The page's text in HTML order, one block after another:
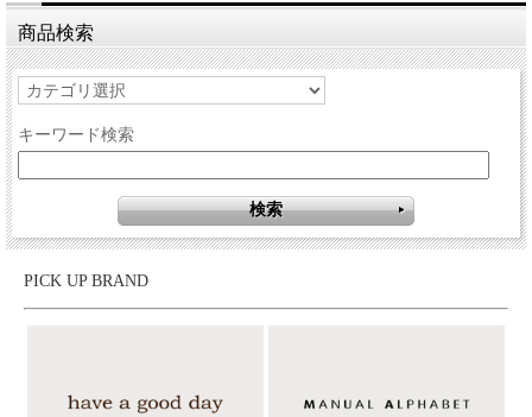
商品検索
キーワード検索
PICK UP BRAND